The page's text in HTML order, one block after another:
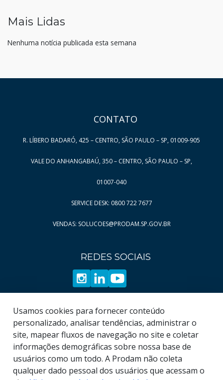
Mais Lidas
Nenhuma notícia publicada esta semana
CONTATO
R. LÍBERO BADARÓ, 425 – CENTRO, SÃO PAULO – SP, 01009-905
VALE DO ANHANGABAÚ, 350 – CENTRO, SÃO PAULO – SP,
01007-040
SERVICE DESK: 0800 722 7677
VENDAS: SOLUCOES@PRODAM.SP.GOV.BR
REDES SOCIAIS
Usamos cookies para fornecer conteúdo
personalizado, analisar tendências, administrar o
site, mapear fluxos de navegação no site e coletar
informações demográficas sobre nossa base de
usuários como um todo. A Prodam não coleta
qualquer dado pessoal dos usuários que acessam o